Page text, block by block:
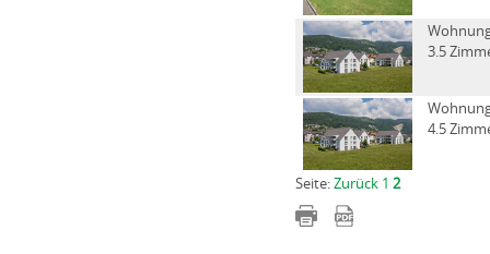
3.5
4.5
Seite: Zurück 1 2